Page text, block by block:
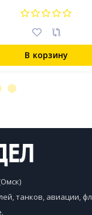
В корзину
танков, авиации,